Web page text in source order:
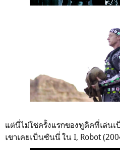
แต่นี่ไม่ใช่ครั้งแรกของทูดิคที่เล่น
เขาเคยเป็นซันนี่ ใน I, Robot